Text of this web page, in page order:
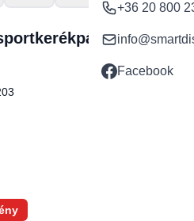
+36 20 800
Facebook